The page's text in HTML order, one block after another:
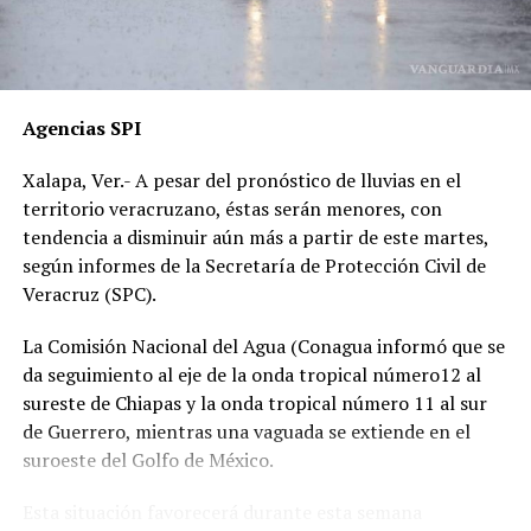
presenciales del accidente ahora callan, presuntamente
“Hoy fue mi Abraham,
mañana puede ser alguien
de tu familia. El homicida
sigue libre y operando en
las carreteras”, expresó un
familiar, exigiendo justicia.
El caso ha encendido el debate sobre la corrupción en la
Fiscalía y la impunidad que beneficia a conductores
responsables de muertes viales.
Agencias SPI
Xalapa, Ver.- A pesar del pronóstico de lluvias en el
territorio veracruzano, éstas serán menores, con
tendencia a disminuir aún más a partir de este martes,
según informes de la Secretaría de Protección Civil de
Veracruz (SPC).
La Comisión Nacional del Agua (Conagua informó que se
da seguimiento al eje de la onda tropical número12 al
sureste de Chiapas y la onda tropical número 11 al sur
de Guerrero, mientras una vaguada se extiende en el
suroeste del Golfo de México.